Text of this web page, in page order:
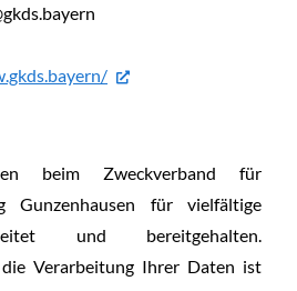
beim Zweckverband für
Gunzenhausen für vielfältige
und bereitgehalten.
Verarbeitung Ihrer Daten ist